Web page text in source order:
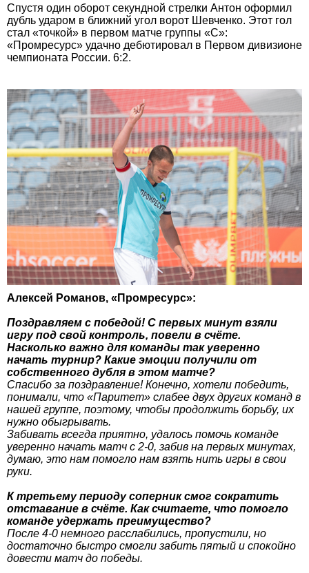
Спустя один оборот секундной стрелки Антон оформил
дубль ударом в ближний угол ворот Шевченко. Этот гол
стал «точкой» в первом матче группы «С»:
«Промресурс» удачно дебютировал в Первом дивизионе
чемпионата России. 6:2.
Алексей Романов, «Промресурс»:
Поздравляем с победой! С первых минут взяли
игру под свой контроль, повели в счёте.
Насколько важно для команды так уверенно
начать турнир? Какие эмоции получили от
собственного дубля в этом матче?
Спасибо за поздравление! Конечно, хотели победить,
понимали, что «Паритет» слабее двух других команд в
нашей группе, поэтому, чтобы продолжить борьбу, их
нужно обыгрывать.
Забивать всегда приятно, удалось помочь команде
уверенно начать матч с 2-0, забив на первых минутах,
думаю, это нам помогло нам взять нить игры в свои
руки.
К третьему периоду соперник смог сократить
отставание в счёте. Как считаете, что помогло
команде удержать преимущество?
После 4-0 немного расслабились, пропустили, но
достаточно быстро смогли забить пятый и спокойно
довести матч до победы.